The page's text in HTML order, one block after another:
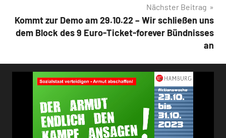
Nächster Beitrag
Kommt zur Demo am 29.10.22 – Wir schließen uns
dem Block des 9 Euro-Ticket-forever Bündnisses
an